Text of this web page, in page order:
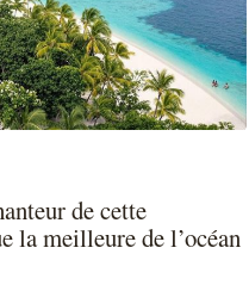
de cette
la meilleure de l’océan